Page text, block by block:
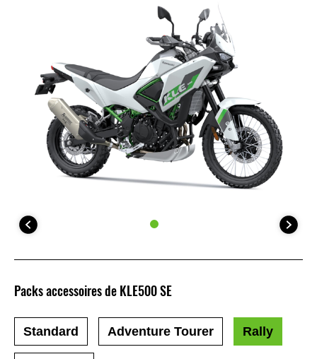
Packs accessoires de KLE500 SE
Standard Adventure Tourer Rally